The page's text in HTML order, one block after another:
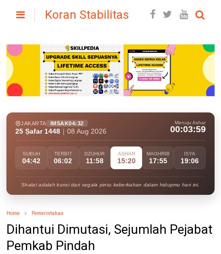
Koran Stabilitas
JAKARTA IMSAK04:32
25 Ṣafar 1448 08 Aug 2026
Menuju Ashar
00:03:58
SUBUH
04:42
TERBIT
06:02
DZUHUR
11:58
ASHAR
15:20
MAGHRIB
17:55
ISYA
19:06
Shalat adalah kunci dari segala pintu keberkahan dalam hidupmu hari ini.
Home Pemerintahan
Dihantui Dimutasi, Sejumlah Pejabat
Pemkab Pindah